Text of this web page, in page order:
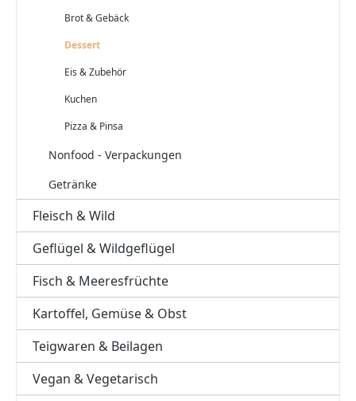
Brot & Gebäck
Dessert
Eis & Zubehör
Kuchen
Pizza & Pinsa
Nonfood - Verpackungen
Getränke
Fleisch & Wild
Geflügel & Wildgeflügel
Fisch & Meeresfrüchte
Kartoffel, Gemüse & Obst
Teigwaren & Beilagen
Vegan & Vegetarisch